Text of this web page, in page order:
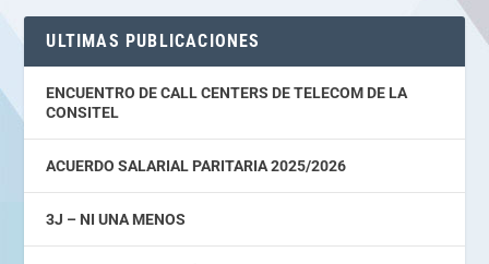
ULTIMAS PUBLICACIONES
ENCUENTRO DE CALL CENTERS DE TELECOM DE LA
CONSITEL
ACUERDO SALARIAL PARITARIA 2025/2026
3J – NI UNA MENOS